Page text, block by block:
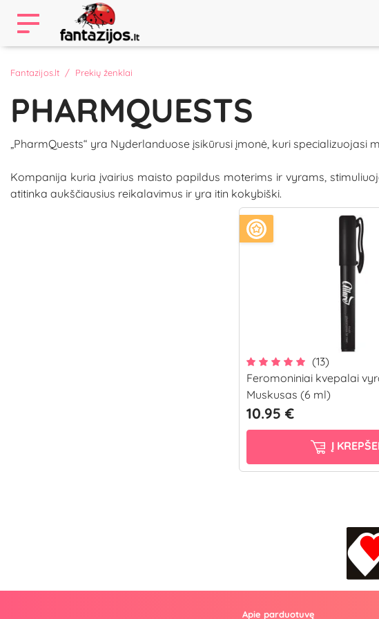
Fantazijos.lt Prekių ženklai
PHARMQUESTS
„PharmQuests“ yra Nyderlanduose įsikūrusi įmonė, kuri
Kompanija kuria įvairius maisto papildus moterims ir vyrams,
atitinka aukščiausius reikalavimus ir yra itin kokybiški.
(13)
Feromoniniai kvepalai
Muskusas (6 ml)
10.95 €
Į
Apie parduotuvę